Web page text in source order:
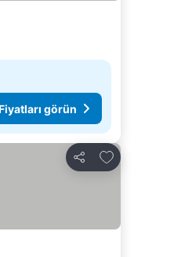
görün
Paylaş
Favorilerime ekle